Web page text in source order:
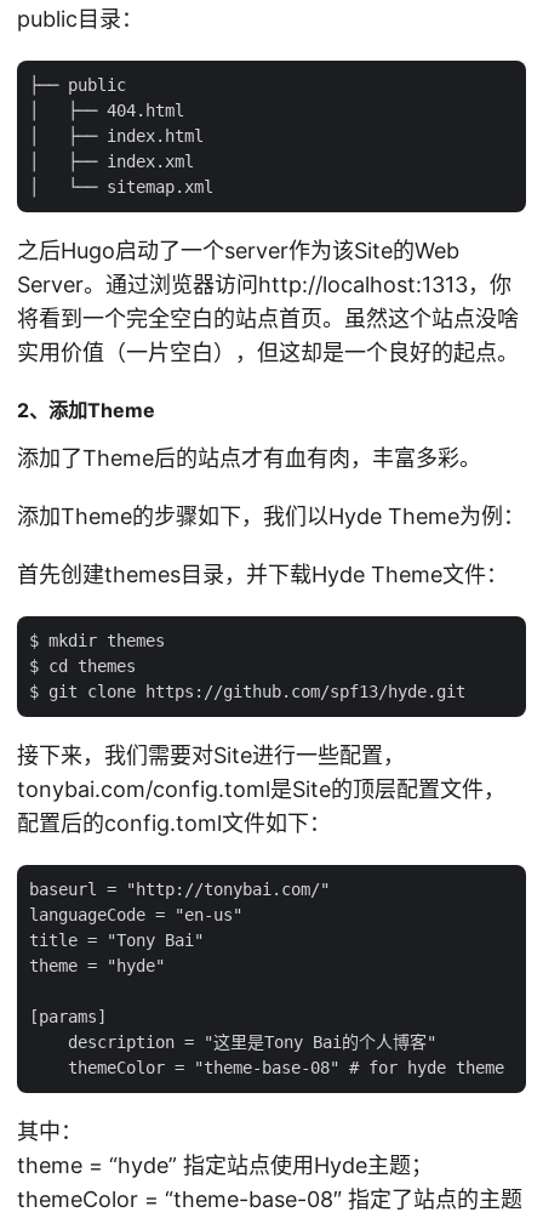
public目录：
├── public
│   ├── 404.html
│   ├── index.html
│   ├── index.xml
之后Hugo启动了一个server作为该Site的Web
Server。通过浏览器访问http://localhost:1313，你
将看到一个完全空白的站点首页。虽然这个站点没啥
实用价值（一片空白），但这却是一个良好的起点。
2、添加Theme
添加了Theme后的站点才有血有肉，丰富多彩。
添加Theme的步骤如下，我们以Hyde Theme为例：
首先创建themes目录，并下载Hyde Theme文件：
$ mkdir themes
$ cd themes
接下来，我们需要对Site进行一些配置，
tonybai.com/config.toml是Site的顶层配置文件，
配置后的config.toml文件如下：
baseurl = "http://tonybai.com/"
languageCode = "en-us"
title = "Tony Bai"
theme = "hyde"
[params]
    description = "这里是Tony Bai的个人博客"
其中：
theme = “hyde” 指定站点使用Hyde主题；
themeColor = “theme-base-08″ 指定了站点的主题